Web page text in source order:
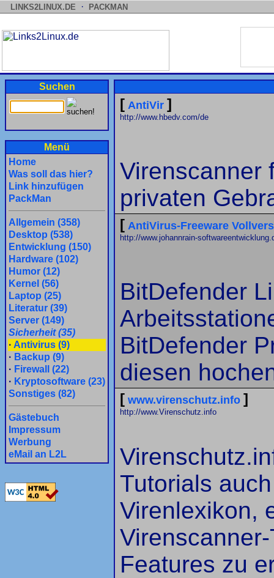
LINKS2LINUX.DE · PACKMAN
Suchen
Menü
Home
Was soll das hier?
Link hinzufügen
PackMan
Allgemein (358)
Desktop (538)
Entwicklung (150)
Hardware (102)
Humor (12)
Kernel (56)
Laptop (25)
Literatur (39)
Server (149)
Sicherheit (35)
· Antivirus (9)
· Backup (9)
· Firewall (22)
· Kryptosoftware (23)
Sonstiges (82)
Gästebuch
Impressum
Werbung
eMail an L2L
[ AntiVir ]
http://www.hbedv.com/de
Virenscanner
privaten
[ AntiVirus-Freeware
http://www.johannrain-
BitDefender
BitDefender
diesen
[ www.virenschutz.info ]
http://www.Virenschutz.info
Tutorials
Virenlexikon,
Features zu